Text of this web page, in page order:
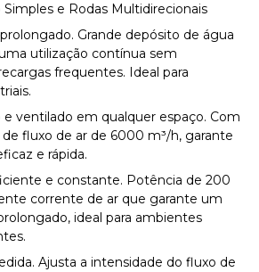
Simples e Rodas Multidirecionais
Grande depósito de água
utilização contínua sem
frequentes. Ideal para
ventilado em qualquer espaço. Com
fluxo de ar de 6000 m³/h, garante
e rápida.
e constante. Potência de 200
corrente de ar que garante um
ideal para ambientes
Ajusta a intensidade do fluxo de